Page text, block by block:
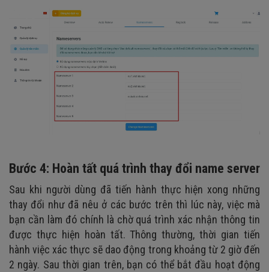
Bước 4: Hoàn tất quá trình thay đổi name server
Sau khi người dùng đã tiến hành thực hiện xong những
thay đổi như đã nêu ở các bước trên thì lúc này, việc mà
bạn cần làm đó chính là chờ quá trình xác nhận thông tin
được thực hiện hoàn tất. Thông thường, thời gian tiến
hành việc xác thực sẽ dao động trong khoảng từ 2 giờ đến
2 ngày. Sau thời gian trên, bạn có thể bắt đầu hoạt động